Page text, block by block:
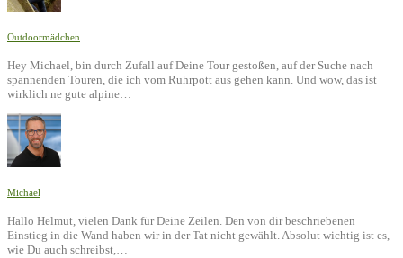
Outdoormädchen
Hey Michael, bin durch Zufall auf Deine Tour gestoßen, auf der Suche nach
spannenden Touren, die ich vom Ruhrpott aus gehen kann. Und wow, das ist
wirklich ne gute alpine…
Michael
Hallo Helmut, vielen Dank für Deine Zeilen. Den von dir beschriebenen
Einstieg in die Wand haben wir in der Tat nicht gewählt. Absolut wichtig ist es,
wie Du auch schreibst,…